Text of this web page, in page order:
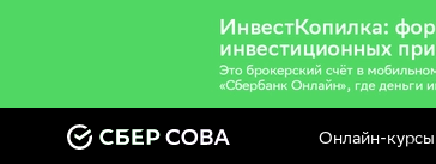
Онлайн-курсы